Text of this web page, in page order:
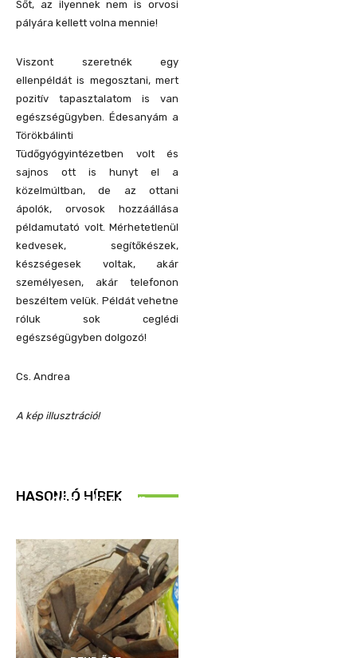
Sőt, az ilyennek nem is orvosi
pályára kellett volna mennie!
Viszont szeretnék egy
ellenpéldát is megosztani, mert
pozitív tapasztalatom is van
egészségügyben. Édesanyám a
Törökbálinti
Tüdőgyógyintézetben volt és
sajnos ott is hunyt el a
közelmúltban, de az ottani
ápolók, orvosok hozzáállása
példamutató volt. Mérhetetlenül
kedvesek, segítőkészek,
készségesek voltak, akár
személyesen, akár telefonon
beszéltem velük. Példát vehetne
róluk sok ceglédi
egészségügyben dolgozó!
Cs. Andrea
A kép illusztráció!
HASONLÓ HÍREK
Idén is közösen